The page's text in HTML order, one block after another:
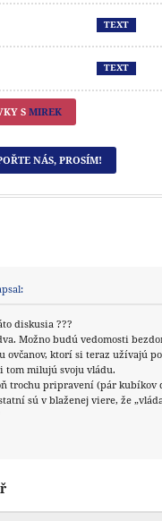
TEXT
TEXT
S MIREK
NÁS, PROSÍM!
diskusia ???
Možno budú vedomosti
ovčanov, ktorí si teraz užívajú
tom milujú svoju vládu.
trochu pripravení (pár kubíkov
sú v blaženej viere, že